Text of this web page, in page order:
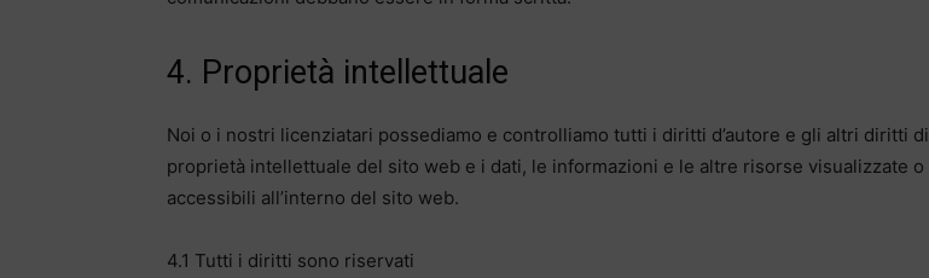
4. Proprietà intellettuale
Noi o i nostri licenziatari possediamo e controlliamo tutti i diritti d’autore e gli altri diritti di
proprietà intellettuale del sito web e i dati, le informazioni e le altre risorse visualizzate o
accessibili all’interno del sito web.
4.1 Tutti i diritti sono riservati